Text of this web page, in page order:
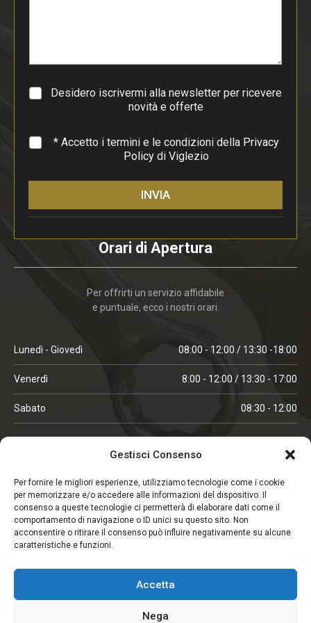
Gestisci Consenso
Per fornire le migliori esperienze, utilizziamo tecnologie come i cookie
per memorizzare e/o accedere alle informazioni del dispositivo. Il
consenso a queste tecnologie ci permetterà di elaborare dati come il
comportamento di navigazione o ID unici su questo sito. Non
acconsentire o ritirare il consenso può influire negativamente su alcune
caratteristiche e funzioni.
Accetta
Nega
g
a
f
Desidero iscrivermi alla newsletter per ricevere
novità e offerte
* * Accetto i termini e le condizioni della Privacy
Policydi Viglezio
INVIA
Orari di Apertura
Per offrirti un servizio affidabile
e puntuale, ecco i nostri orari.
Lunedì - Giovedì 08:00 - 12:00 / 13:30 -18:00
Venerdì 8:00 - 12:00 / 13:30 - 17:00
Sabato 08:30 - 12:00
ORARI IN ALTA STAGIONE
Lunedì - Venerdì 08:00 - 12:00 / 13:30 -18:00
Sabato 08:00 - 12:00
CHIUSO IL SABATO
(gennaio, febbraio, agosto, settembre)